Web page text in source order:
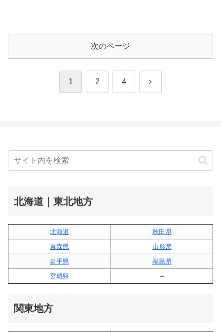
次のページ
1 2 4 次
北海道｜東北地方
北海道
秋田県
青森県
山形県
岩手県
福島県
宮城県
–
関東地方